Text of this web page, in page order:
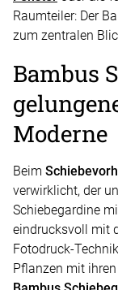
Raumteiler: Der
zum zentralen
Bambus
Moderne
Beim
verwirklicht, der
Schiebegardine
eindrucksvoll mit
Fotodruck-
Pflanzen mit